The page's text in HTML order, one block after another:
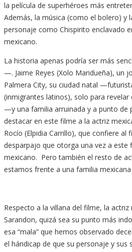
la película de superhéroes más
Además, la música (como el bolero) y
personaje como Chispirito enclavado
mexicano.
La historia apenas podría ser más
—. Jaime Reyes (Xolo Maridueña), un
Palmera City, su ciudad natal
(inmigrantes latinos), solo para revelar
—y una familia arruinada y a punto de
destacar en este filme a la actriz
Rocío (Elpidia Carrillo), que confiere al
desparpajo que otorga una vez a este
mexicano. Pero también el resto de
estamos frente a una familia mexicana
Respecto a la villana del filme, la
Sarandon, quizá sea su punto más
esa “mala” que hemos observado
el hándicap de que su personaje y sus